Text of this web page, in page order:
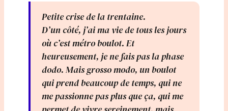
Petite crise de la trentaine.
D’un côté, j’ai ma vie de tous les jours
où c’est métro boulot. Et
heureusement, je ne fais pas la phase
dodo. Mais grosso modo, un boulot
qui prend beaucoup de temps, qui ne
me passionne pas plus que ça, qui me